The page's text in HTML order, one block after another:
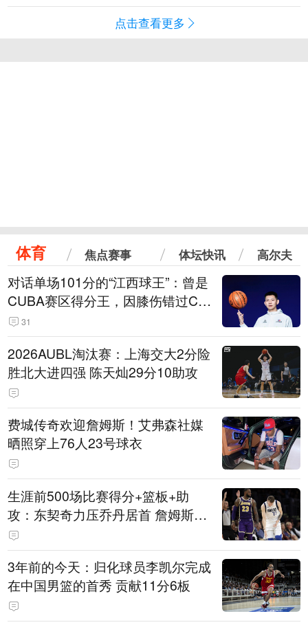
点击查看更多
体育 焦点赛事 体坛快讯 高尔夫
对话单场101分的“江西球王”：曾是
CUBA赛区得分王，因膝伤错过CB
A选秀
31
2026AUBL淘汰赛：上海交大2分险
胜北大进四强 陈天灿29分10助攻
费城传奇欢迎詹姆斯！艾弗森社媒
晒照穿上76人23号球衣
生涯前500场比赛得分+篮板+助
攻：东契奇力压乔丹居首 詹姆斯第
六
3年前的今天：归化球员李凯尔完成
在中国男篮的首秀 贡献11分6板